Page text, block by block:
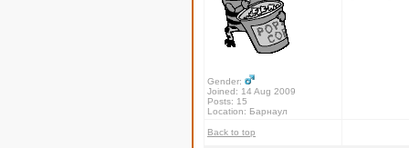
Gender:
Joined: 14 Aug 2009
Posts: 15
Location: Барнаул
Back to top